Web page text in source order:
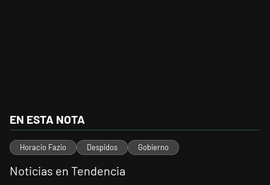
EN ESTA NOTA
Horacio Fazio Despidos Gobierno
Noticias en Tendencia